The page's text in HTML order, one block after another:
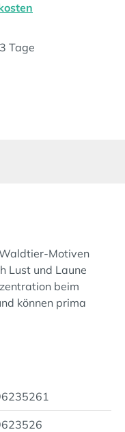
Tage
Motiven
Lust und Laune
beim
können prima